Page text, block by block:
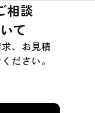
相談
て
、お見積
ださい。